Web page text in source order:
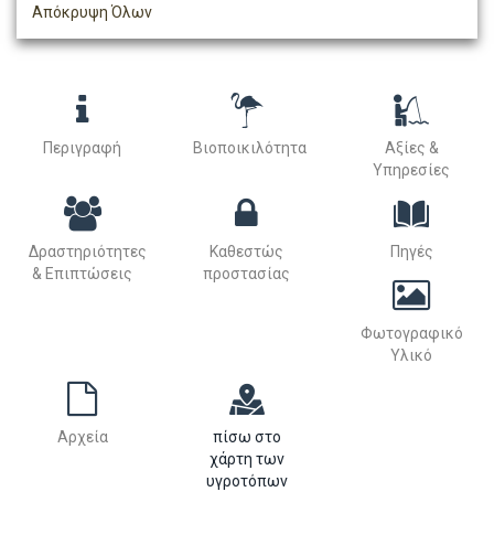
Απόκρυψη Όλων
Περιγραφή Βιοποικιλότητα
Αξίες &
Υπηρεσίες
Δραστηριότητες
& Επιπτώσεις
Καθεστώς
προστασίας
Πηγές
Φωτογραφικό
Υλικό
Αρχεία
πίσω στο
χάρτη των
υγροτόπων